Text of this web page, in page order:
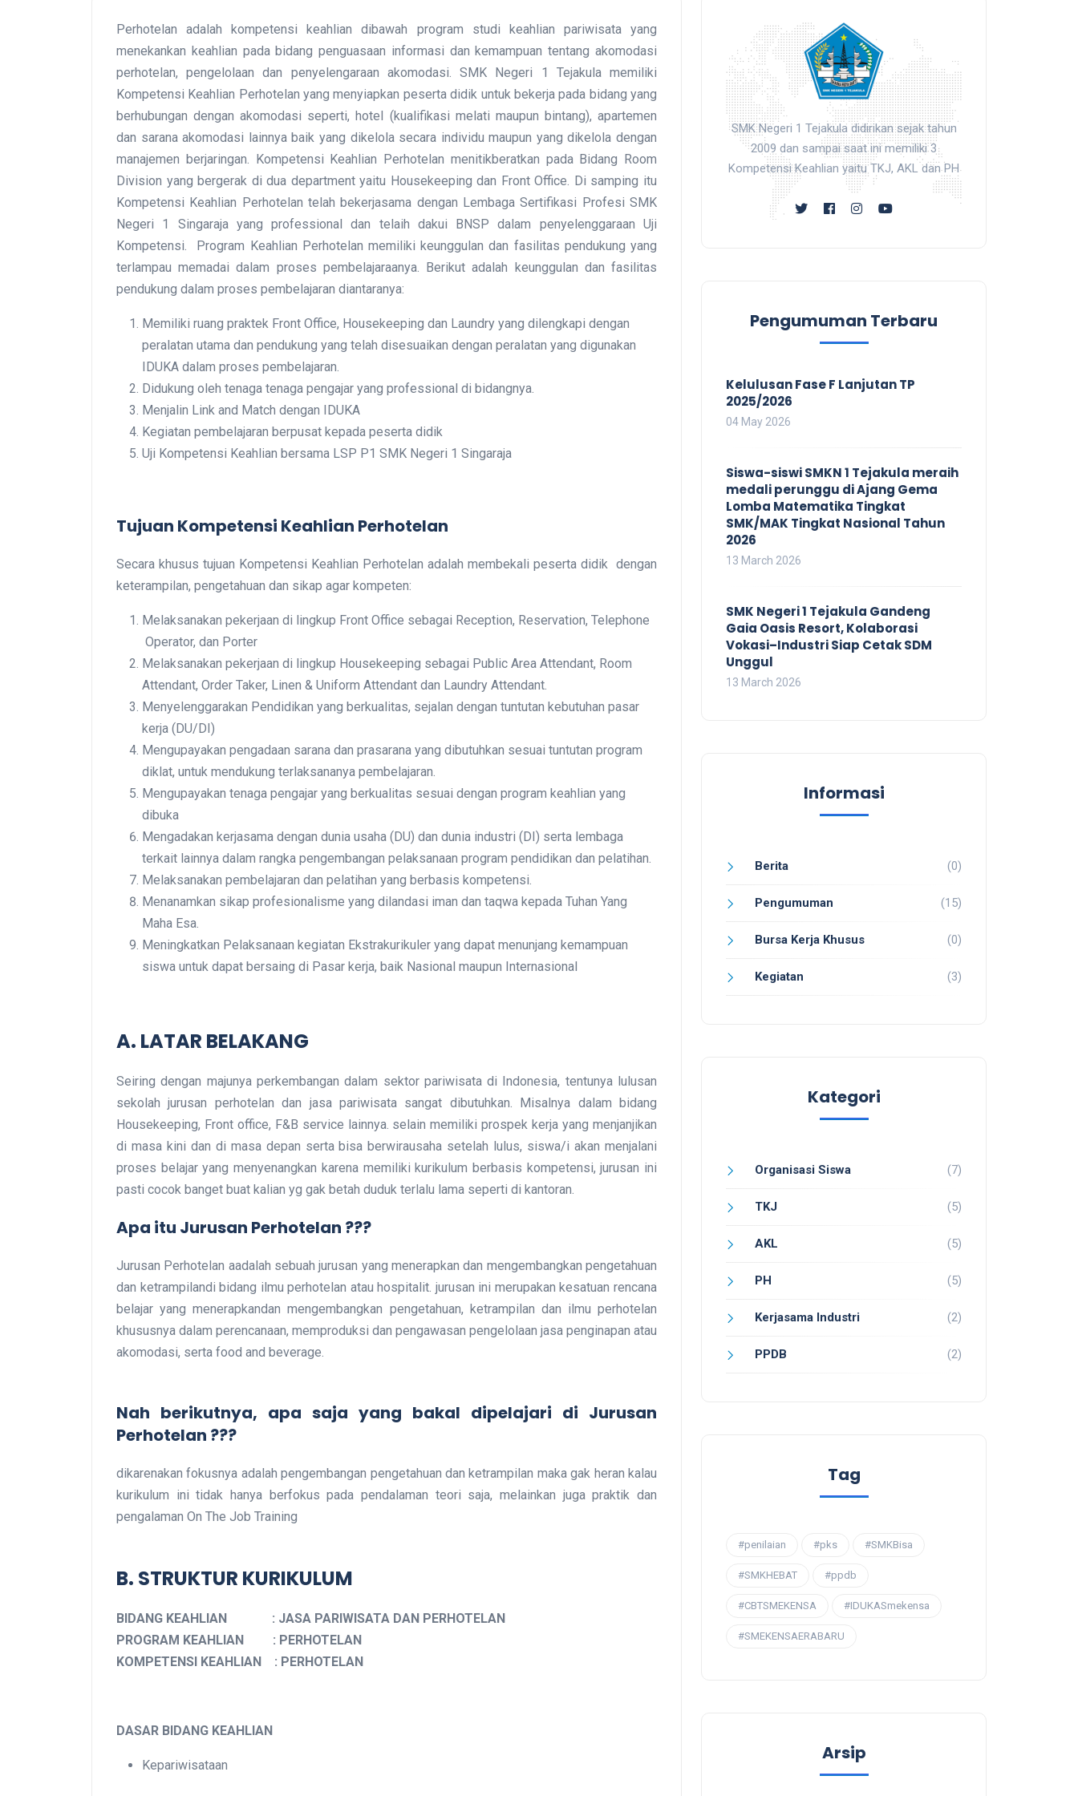
Perhotelan adalah kompetensi keahlian dibawah program studi keahlian pariwisata yang
menekankan keahlian pada bidang penguasaan informasi dan kemampuan tentang akomodasi
perhotelan, pengelolaan dan penyelengaraan akomodasi. SMK Negeri 1 Tejakula memiliki
Kompetensi Keahlian Perhotelan yang menyiapkan peserta didik untuk bekerja pada bidang yang
berhubungan dengan akomodasi seperti, hotel (kualifikasi melati maupun bintang), apartemen
dan sarana akomodasi lainnya baik yang dikelola secara individu maupun yang dikelola dengan
manajemen berjaringan. Kompetensi Keahlian Perhotelan menitikberatkan pada Bidang Room
Division yang bergerak di dua department yaitu Housekeeping dan Front Office. Di samping itu
Kompetensi Keahlian Perhotelan telah bekerjasama dengan Lembaga Sertifikasi Profesi SMK
Negeri 1 Singaraja yang professional dan telaih dakui BNSP dalam penyelenggaraan Uji
Kompetensi. Program Keahlian Perhotelan memiliki keunggulan dan fasilitas pendukung yang
terlampau memadai dalam proses pembelajaraanya. Berikut adalah keunggulan dan fasilitas
pendukung dalam proses pembelajaran diantaranya:
Memiliki ruang praktek Front Office, Housekeeping dan Laundry yang dilengkapi dengan
peralatan utama dan pendukung yang telah disesuaikan dengan peralatan yang digunakan
IDUKA dalam proses pembelajaran.
Didukung oleh tenaga tenaga pengajar yang professional di bidangnya.
Menjalin Link and Match dengan IDUKA
Kegiatan pembelajaran berpusat kepada peserta didik
Uji Kompetensi Keahlian bersama LSP P1 SMK Negeri 1 Singaraja
Tujuan Kompetensi Keahlian Perhotelan
Secara khusus tujuan Kompetensi Keahlian Perhotelan adalah membekali peserta didik dengan
keterampilan, pengetahuan dan sikap agar kompeten:
Melaksanakan pekerjaan di lingkup Front Office sebagai Reception, Reservation, Telephone
Operator, dan Porter
Melaksanakan pekerjaan di lingkup Housekeeping sebagai Public Area Attendant, Room
Attendant, Order Taker, Linen & Uniform Attendant dan Laundry Attendant.
Menyelenggarakan Pendidikan yang berkualitas, sejalan dengan tuntutan kebutuhan pasar
kerja (DU/DI)
Mengupayakan pengadaan sarana dan prasarana yang dibutuhkan sesuai tuntutan program
diklat, untuk mendukung terlaksananya pembelajaran.
Mengupayakan tenaga pengajar yang berkualitas sesuai dengan program keahlian yang
dibuka
Mengadakan kerjasama dengan dunia usaha (DU) dan dunia industri (DI) serta lembaga
terkait lainnya dalam rangka pengembangan pelaksanaan program pendidikan dan pelatihan.
Melaksanakan pembelajaran dan pelatihan yang berbasis kompetensi.
Menanamkan sikap profesionalisme yang dilandasi iman dan taqwa kepada Tuhan Yang
Maha Esa.
Meningkatkan Pelaksanaan kegiatan Ekstrakurikuler yang dapat menunjang kemampuan
siswa untuk dapat bersaing di Pasar kerja, baik Nasional maupun Internasional
A. LATAR BELAKANG
Seiring dengan majunya perkembangan dalam sektor pariwisata di Indonesia, tentunya lulusan
sekolah jurusan perhotelan dan jasa pariwisata sangat dibutuhkan. Misalnya dalam bidang
Housekeeping, Front office, F&B service lainnya. selain memiliki prospek kerja yang menjanjikan
di masa kini dan di masa depan serta bisa berwirausaha setelah lulus, siswa/i akan menjalani
proses belajar yang menyenangkan karena memiliki kurikulum berbasis kompetensi, jurusan ini
pasti cocok banget buat kalian yg gak betah duduk terlalu lama seperti di kantoran.
Apa itu Jurusan Perhotelan ???
Jurusan Perhotelan aadalah sebuah jurusan yang menerapkan dan mengembangkan pengetahuan
dan ketrampilandi bidang ilmu perhotelan atau hospitalit. jurusan ini merupakan kesatuan rencana
belajar yang menerapkandan mengembangkan pengetahuan, ketrampilan dan ilmu perhotelan
khususnya dalam perencanaan, memproduksi dan pengawasan pengelolaan jasa penginapan atau
akomodasi, serta food and beverage.
Nah berikutnya, apa saja yang bakal dipelajari di Jurusan
Perhotelan ???
dikarenakan fokusnya adalah pengembangan pengetahuan dan ketrampilan maka gak heran kalau
kurikulum ini tidak hanya berfokus pada pendalaman teori saja, melainkan juga praktik dan
pengalaman On The Job Training
B. STRUKTUR KURIKULUM
BIDANG KEAHLIAN : JASA PARIWISATA DAN PERHOTELAN
PROGRAM KEAHLIAN : PERHOTELAN
KOMPETENSI KEAHLIAN : PERHOTELAN
DASAR BIDANG KEAHLIAN
Kepariwisataan
SMK Negeri 1 Tejakula didirikan sejak tahun
2009 dan sampai saat ini memiliki 3
Kompetensi Keahlian yaitu TKJ, AKL dan PH
Pengumuman Terbaru
Kelulusan Fase F Lanjutan TP
2025/2026
04 May 2026
Siswa-siswi SMKN 1 Tejakula meraih
medali perunggu di Ajang Gema
Lomba Matematika Tingkat
SMK/MAK Tingkat Nasional Tahun
2026
13 March 2026
SMK Negeri 1 Tejakula Gandeng
Gaia Oasis Resort, Kolaborasi
Vokasi–Industri Siap Cetak SDM
Unggul
13 March 2026
Informasi
Berita (0)
Pengumuman (15)
Bursa Kerja Khusus (0)
Kegiatan (3)
Kategori
Organisasi Siswa (7)
TKJ (5)
AKL (5)
PH (5)
Kerjasama Industri (2)
PPDB (2)
Tag
#penilaian #pks #SMKBisa
#SMKHEBAT #ppdb
#CBTSMEKENSA #IDUKASmekensa
#SMEKENSAERABARU
Arsip